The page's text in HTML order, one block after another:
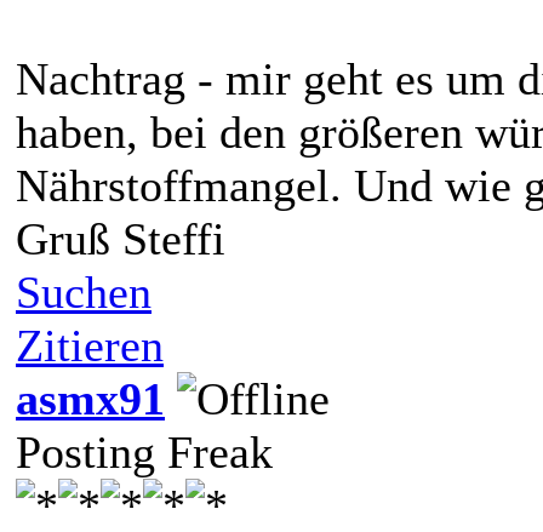
Nachtrag - mir geht es um
haben, bei den größeren
Nährstoffmangel. Und wie
Gruß Steffi
Suchen
Zitieren
asmx91
Posting Freak